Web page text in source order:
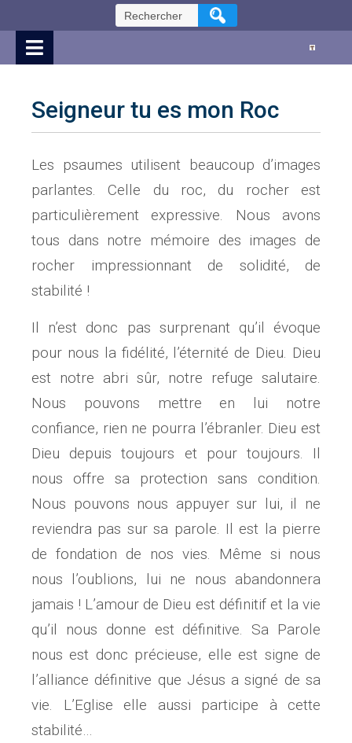
Content
Rechercher :
Seigneur tu es mon Roc
Les psaumes utilisent beaucoup d’images
parlantes. Celle du roc, du rocher est
particulièrement expressive. Nous avons
tous dans notre mémoire des images de
rocher impressionnant de solidité, de
stabilité !
Il n’est donc pas surprenant qu’il évoque
pour nous la fidélité, l’éternité de Dieu. Dieu
est notre abri sûr, notre refuge salutaire.
Nous pouvons mettre en lui notre
confiance, rien ne pourra l’ébranler. Dieu est
Dieu depuis toujours et pour toujours. Il
nous offre sa protection sans condition.
Nous pouvons nous appuyer sur lui, il ne
reviendra pas sur sa parole. Il est la pierre
de fondation de nos vies. Même si nous
nous l’oublions, lui ne nous abandonnera
jamais ! L’amour de Dieu est définitif et la vie
qu’il nous donne est définitive. Sa Parole
nous est donc précieuse, elle est signe de
l’alliance définitive que Jésus a signé de sa
vie. L’Eglise elle aussi participe à cette
stabilité…